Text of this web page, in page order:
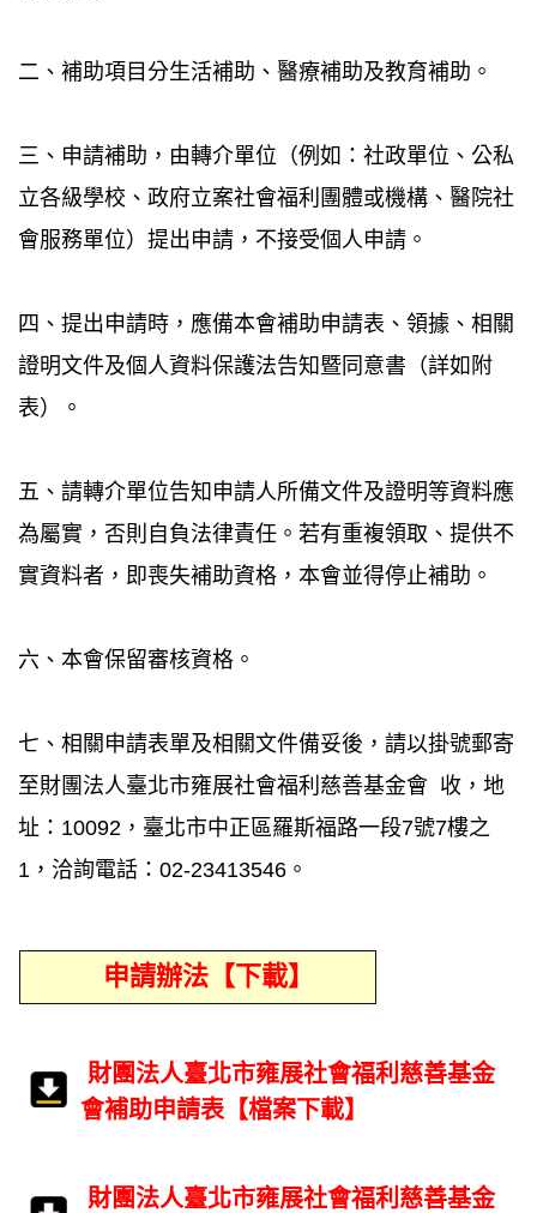
二、補助項目分生活補助、醫療補助及教育補助。
三、申請補助，由轉介單位（例如：社政單位、公私
立各級學校、政府立案社會福利團體或機構、醫院社
會服務單位）提出申請，不接受個人申請。
四、提出申請時，應備本會補助申請表、領據、相關
證明文件及個人資料保護法告知暨同意書（詳如附
表）。
五、請轉介單位告知申請人所備文件及證明等資料應
為屬實，否則自負法律責任。若有重複領取、提供不
實資料者，即喪失補助資格，本會並得停止補助。
六、本會保留審核資格。
七、相關申請表單及相關文件備妥後，請以掛號郵寄
至財團法人臺北市雍展社會福利慈善基金會 收，地
址：10092，臺北市中正區羅斯福路一段7號7樓之
1，洽詢電話：02-23413546。
申請辦法【下載】
財團法人臺北市雍展社會福利慈善基金
會補助申請表【檔案下載】
財團法人臺北市雍展社會福利慈善基金